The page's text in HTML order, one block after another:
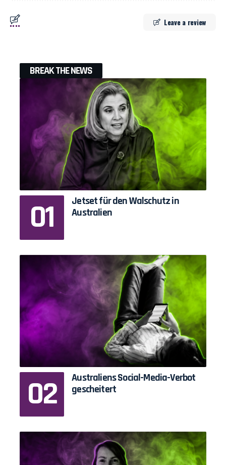
Leave a review
BREAK THE NEWS
Jetset für den Walschutz in
Australien
Australiens Social-Media-Verbot
gescheitert